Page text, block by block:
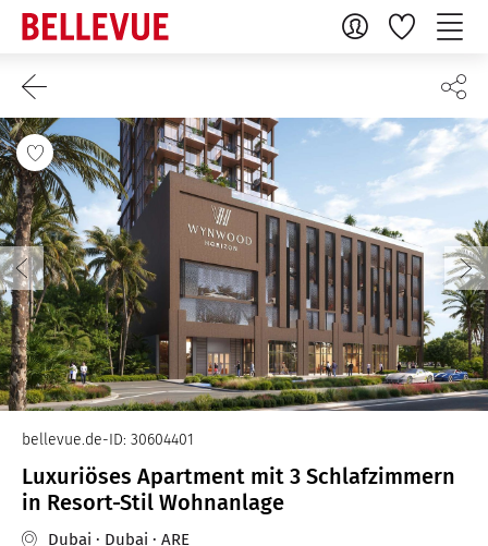
bellevue.de-ID: 30604401
Luxuriöses Apartment mit 3 Schlafzimmern
in Resort-Stil Wohnanlage
Dubai · Dubai · ARE